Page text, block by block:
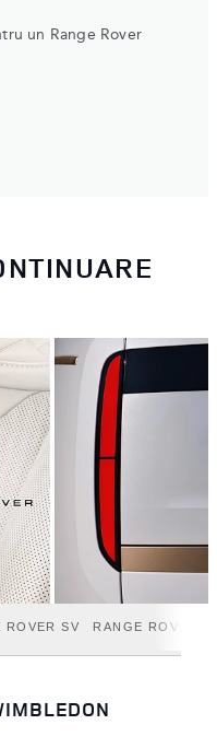
cu jante, culori,
ROVER SV RANGE ROVER –